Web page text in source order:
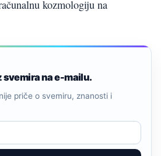
kozmologiju na
na e-mailu.
priče o svemiru, znanosti i